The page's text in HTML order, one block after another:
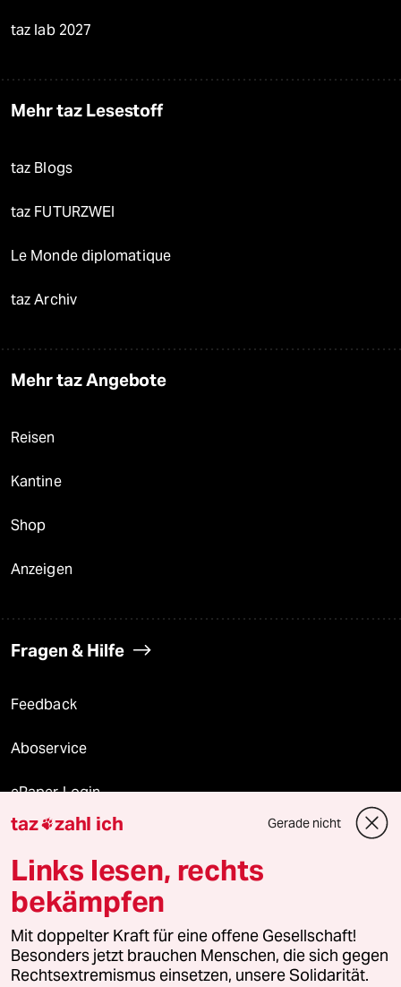
taz lab 2027
Mehr taz Lesestoff
taz Blogs
taz FUTURZWEI
Le Monde diplomatique
taz Archiv
Mehr taz Angebote
Reisen
Kantine
Shop
Anzeigen
Fragen & Hilfe
Feedback
Aboservice
ePaper Login
Downloads für Abonnierende
© 2026 taz Verlags und Vertriebs GmbH
Alle Rechte vorbehalten. Bei rechtlichen Fragen oder für Genehmigungen
wenden Sie sich bitte an
lizenzen@taz.de
taz zahl ich Gerade nicht
Links lesen, rechts
bekämpfen
Mit doppelter Kraft für eine offene Gesellschaft!
Besonders jetzt brauchen Menschen, die sich gegen
Rechtsextremismus einsetzen, unsere Solidarität.